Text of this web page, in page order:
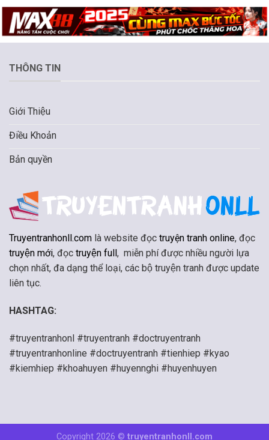
THÔNG TIN
Giới Thiệu
Điều Khoản
Bản quyền
Truyentranhonll.com là website đọc truyện tranh online, đọc
truyện mới, đọc truyện full, miễn phí được nhiều người lựa
chọn nhất, đa dạng thể loại, các bộ truyện tranh được update
liên tục.
HASHTAG:
#truyentranhonl #truyentranh #doctruyentranh
#truyentranhonline #doctruyentranh #tienhiep #kyao
#kiemhiep #khoahuyen #huyennghi #huyenhuyen
Copyright 2026 © truyentranhonll.com